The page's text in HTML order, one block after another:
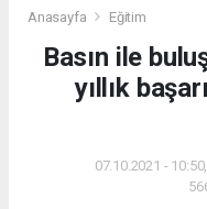
Anasayfa Eğitim
Basın ile
yıllık
07.10.2021 -